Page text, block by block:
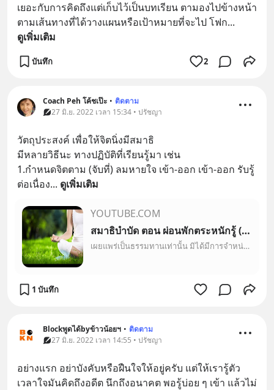
เยอะกับการคิดถึงแต่เก็บไว้เป็นบทเรียน ตามองไปข้างหน้า
ตามเส้นทางที่ได้วางแผนหรือเป้าหมายที่จะไป โฟก...
ดูเพิ่มเติม
บันทึก 2
Coach Peh โค้ชเป๊ะ • ติดตาม
27 มิ.ย. 2022 เวลา 15:34 • ปรัชญา
วัตถุประสงค์ เพื่อให้จิตนิ่งมีสมาธิ
มีหลายวิธีนะ ทางปฏิบัติที่เรียนรู้มา เช่น
1.กำหนดจิตตาม (จับที่) ลมหายใจ เข้า-ออก เข้า-ออก รับรู้
ต่อเนื่อง... ดูเพิ่มเติม
YOUTUBE.COM
สมาธิบำบัด ตอน ผ่อนพักตระหนักรู้ (ไม่มีโฆษณา)
เผยแพร่เป็นธรรมทานเท่านั้น มิได้มีการจำหน่ายค้าขายและหวังผลไรแต่ประการใด ซึ่งทางผู้จัดทำมิใช่เจ้าของลิขสิทธิ์ บทสวดมนต์และภาพเหล่านี้ ทางผู้จัดทำมิได้มีเจตนา...
1 บันทึก
Blockพูดได้byข้าวน้อยฯ • ติดตาม
27 มิ.ย. 2022 เวลา 14:55 • ปรัชญา
อย่างแรก อย่าบังคับหรือฝืนใจให้อยู่ครับ แต่ให้เรารู้ตัว
เวลาใจมันคิดถึงอดีต นึกถึงอนาคต พอรู้บ่อย ๆ เข้า แล้วไม่